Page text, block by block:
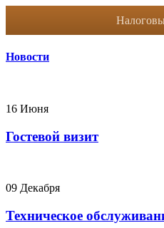
Новости
16 Июня
Гостевой визит
09 Декабря
Техническое